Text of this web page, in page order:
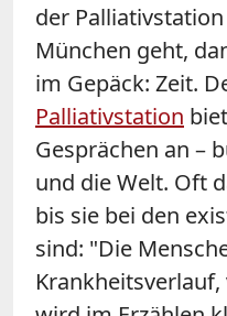
der
München geht,
im Gepäck: Zeit.
Palliativstation
Gesprächen an –
und die Welt. Oft
bis sie bei den
sind: "Die